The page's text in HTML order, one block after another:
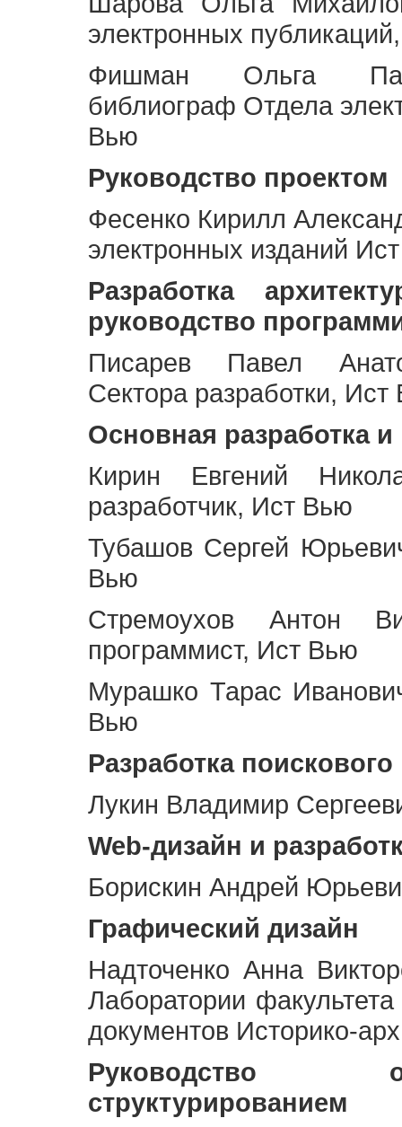
электронных
Фишман Ольга
библиограф Отдела
Вью
Руководство проектом
Фесенко Кирилл
электронных изданий
Разработка
руководство
Писарев Павел
Сектора разработки,
Основная разработка
Кирин Евгений
разработчик, Ист Вью
Тубашов Сергей
Вью
Стремоухов Антон
программист, Ист Вью
Мурашко Тарас
Вью
Разработка
Лукин Владимир
Web-дизайн и
Борискин Андрей
Графический дизайн
Надточенко Анна
Лаборатории
документов Историко-
Руководство
структурированием